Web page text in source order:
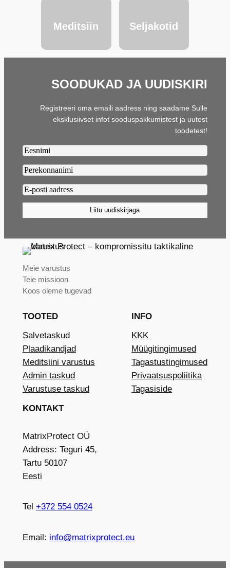
Meditsiin Seljakotid
SOODUKAD JA UUDISKIRI
Registreeri oma emaili aadress ning saadame Sulle
eksklusiivset infot sooduspakkumistest ja uutest
toodetest!
Firstname2
Lastname2
Email2 (Required)
Liitu uudiskirjaga
Meie varustus
Teie missioon
Koos oleme tugevad
TOOTED
Salvetaskud
Plaadikandjad
Meditsiini varustus
Admin taskud
Varustuse taskud
INFO
KKK
Müügitingimused
Tagastustingimused
Privaatsuspoliitika
Tagasiside
KONTAKT
MatrixProtect OÜ
Address: Teguri 45,
Tartu 50107
Eesti
Tel +372 554 0524
Email: info@matrixprotect.eu